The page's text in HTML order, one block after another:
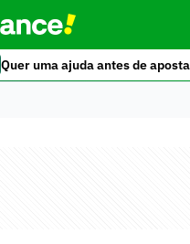
Quer uma ajuda antes de